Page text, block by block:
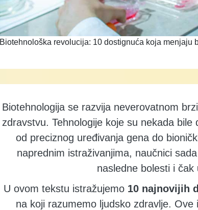
Biotehnološka revolucija: 10 dostignuća koja menjaju
Biotehnologija se razvija neverovatnom
zdravstvu. Tehnologije koje su nekada
od preciznog uređivanja gena do
naprednim istraživanjima, naučnici
nasledne bolesti i
U ovom tekstu istražujemo 10 najnovijih
na koji razumemo ljudsko zdravlje.